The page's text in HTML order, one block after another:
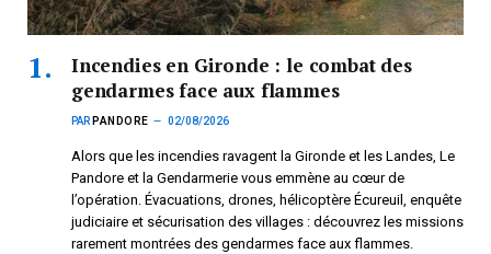
Incendies en Gironde : le combat des
gendarmes face aux flammes
PAR PANDORE 02/08/2026
Alors que les incendies ravagent la Gironde et les Landes, Le
Pandore et la Gendarmerie vous emmène au cœur de
l’opération. Évacuations, drones, hélicoptère Écureuil, enquête
judiciaire et sécurisation des villages : découvrez les missions
rarement montrées des gendarmes face aux flammes.